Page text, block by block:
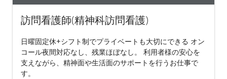
訪問看護師(精神科訪問看護)
日曜固定休+シフト制でプライベートも大切にできる オン
コール夜間対応なし、残業ほぼなし。 利用者様の安心を
支えながら、精神面や生活面のサポートを行うお仕事で
す。